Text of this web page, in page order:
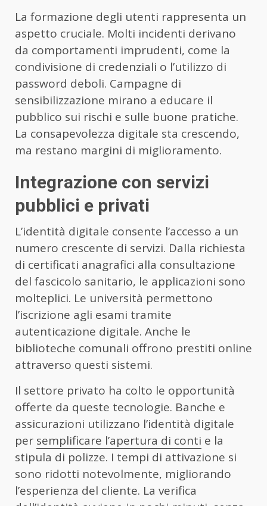
La formazione degli utenti rappresenta un
aspetto cruciale. Molti incidenti derivano
da comportamenti imprudenti, come la
condivisione di credenziali o l’utilizzo di
password deboli. Campagne di
sensibilizzazione mirano a educare il
pubblico sui rischi e sulle buone pratiche.
La consapevolezza digitale sta crescendo,
ma restano margini di miglioramento.
Integrazione con servizi
pubblici e privati
L’identità digitale consente l’accesso a un
numero crescente di servizi. Dalla richiesta
di certificati anagrafici alla consultazione
del fascicolo sanitario, le applicazioni sono
molteplici. Le università permettono
l’iscrizione agli esami tramite
autenticazione digitale. Anche le
biblioteche comunali offrono prestiti online
attraverso questi sistemi.
Il settore privato ha colto le opportunità
offerte da queste tecnologie. Banche e
assicurazioni utilizzano l’identità digitale
per semplificare l’apertura di conti e la
stipula di polizze. I tempi di attivazione si
sono ridotti notevolmente, migliorando
l’esperienza del cliente. La verifica